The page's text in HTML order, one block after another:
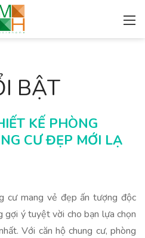
BẬT
KẾ PHÒNG
CƯ ĐẸP MỚI LẠ
cư mang vẻ đẹp ấn tượng độc
ý tuyệt vời cho bạn lựa chọn
Với căn hộ chung cư, phòng